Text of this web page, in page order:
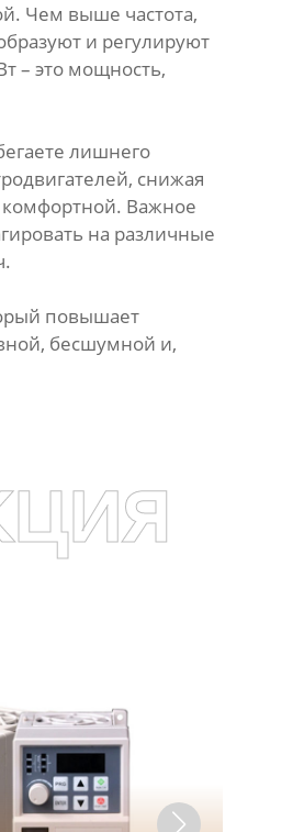
Чем выше частота,
и регулируют
– это мощность,
лишнего
снижая
комфортной. Важное
на различные
повышает
бесшумной и,